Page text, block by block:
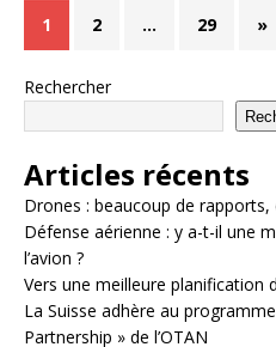
1 2 … 29 »
Rechercher
Articles récents
Drones : beaucoup de
Défense aérienne : y a-t-il une
l’avion ?
Vers une meilleure planification
La Suisse adhère au
Partnership » de l’OTAN